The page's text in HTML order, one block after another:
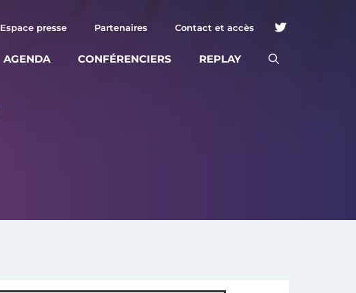
AGENDA CONFÉRENCIERS REPLAY
Espace presse Partenaires Contact et accès